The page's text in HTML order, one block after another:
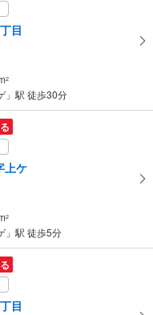
目
2
」駅 徒歩30分
上ケ
2
」駅 徒歩5分
目